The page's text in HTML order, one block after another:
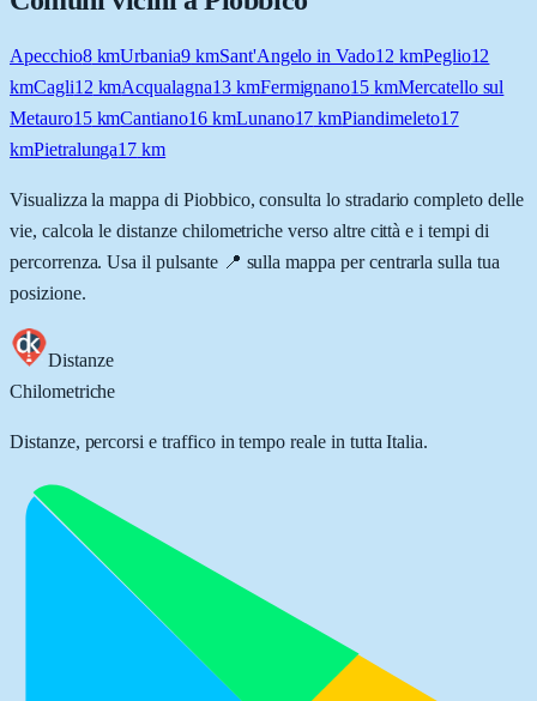
Apecchio8kmUrbania9 kmSant'Angelo in Vado12 kmPeglio12
kmCagli12 kmAcqualagna13kmFermignano15 kmMercatello sul
Metauro15kmCantiano16kmLunano17 kmPiandimeleto17
kmPietralunga17 km
Visualizza la mappa di Piobbico, consulta lo stradario completo delle
vie, calcola le distanze chilometriche verso altre città e i tempi di
percorrenza. Usa il pulsante 📍 sulla mappa per centrarla sulla tua
posizione.
Distanze
Chilometriche
Distanze, percorsi e traffico in tempo reale in tutta Italia.